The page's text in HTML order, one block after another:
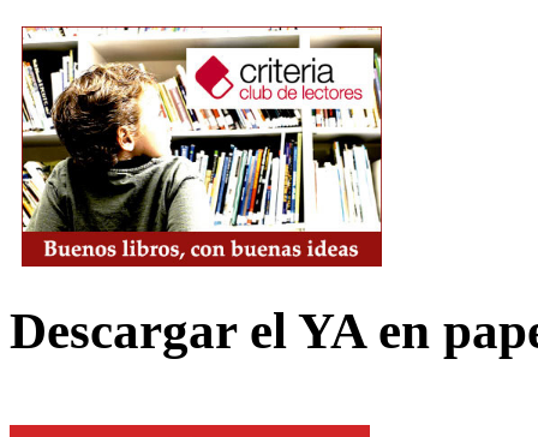
Descargar el YA en